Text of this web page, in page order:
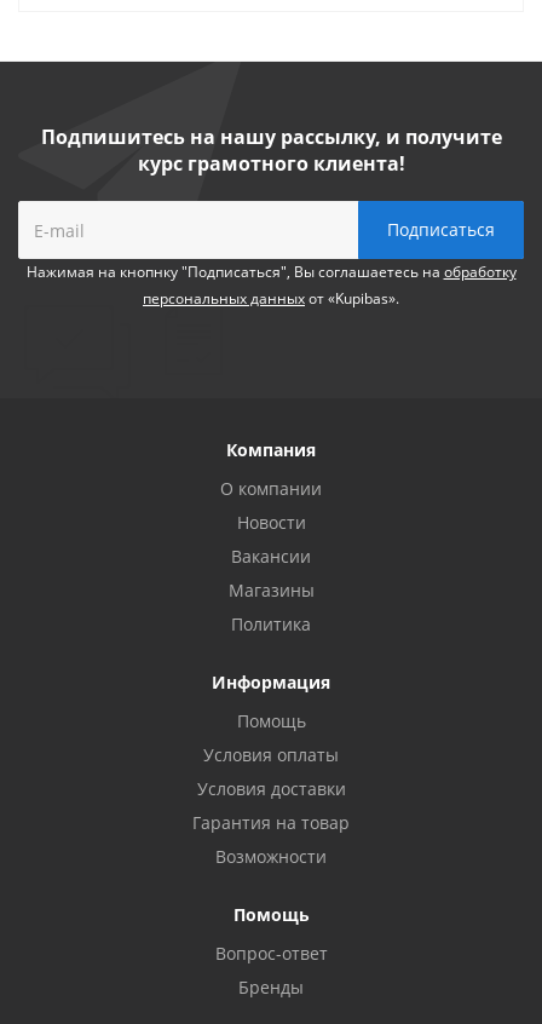
Подпишитесь на нашу рассылку, и получите
курс грамотного клиента!
Нажимая на кнопнку "Подписаться", Вы соглашаетесь на обработку
персональных данныхот «Kupibas».
Компания
О компании
Новости
Вакансии
Магазины
Политика
Информация
Помощь
Условия оплаты
Условия доставки
Гарантия на товар
Возможности
Помощь
Вопрос-ответ
Бренды